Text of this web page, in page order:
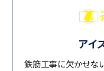
アイ
鉄筋工事に欠かせな